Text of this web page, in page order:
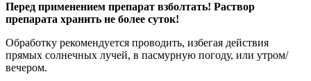
Перед применением препарат взболтать! Раствор
препарата хранить не более суток!
Обработку рекомендуется проводить, избегая действия
прямых солнечных лучей, в пасмурную погоду, или утром/
вечером.